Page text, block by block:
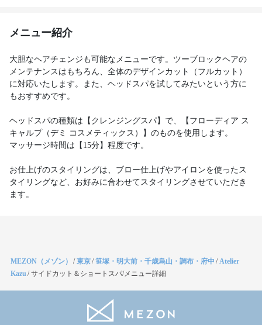
メニュー紹介
大胆なヘアチェンジも可能なメニューです。ツーブロックヘアの
メンテナンスはもちろん、全体のデザインカット（フルカット）
に対応いたします。また、ヘッドスパを試してみたいという方に
もおすすめです。
ヘッドスパの種類は【クレンジングスパ】で、【フローディア ス
キャルプ（デミ コスメティックス）】のものを使用します。
マッサージ時間は【15分】程度です。
お仕上げのスタイリングは、ブロー仕上げやアイロンを使ったス
タイリングなど、お好みに合わせてスタイリングさせていただき
ます。
MEZON（メゾン） /東京/笹塚・明大前・千歳烏山・調布・府中 /Atelier
Kazu /サイドカット＆ショートスパ/メニュー詳細